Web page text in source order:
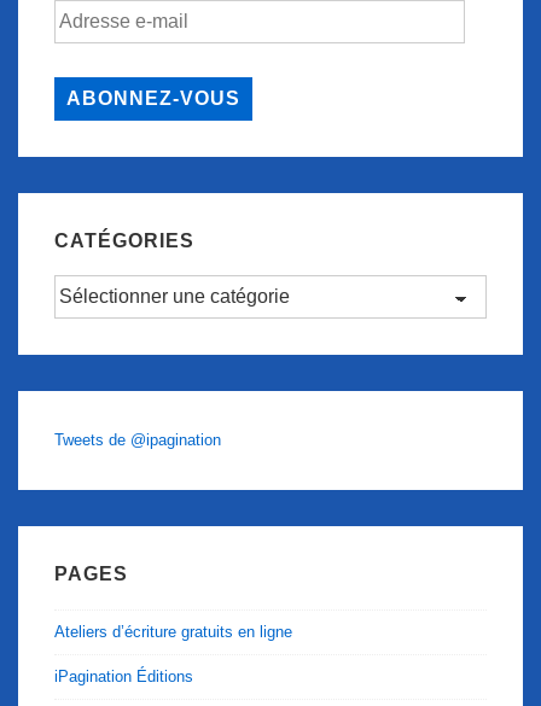
Adresse
ABONNEZ-VOUS
CATÉGORIES
Catégories
Tweets de @ipagination
PAGES
Ateliers d’écriture gratuits en ligne
iPagination Éditions